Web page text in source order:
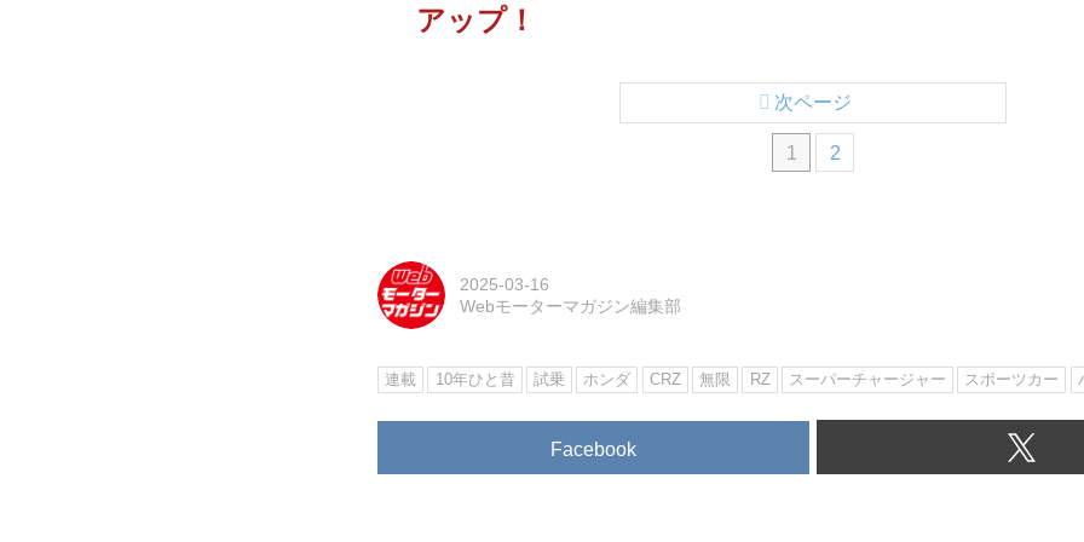
アップ！
1 2
次ページ
2025-03-16
Webモーターマガジン編集部
連載 10年ひと昔 試乗 ホンダ CRZ 無限 RZ スーパーチャージャー スポーツカー
Facebook